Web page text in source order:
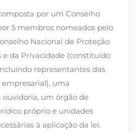
por um Conselho
5 membros nomeados pelo
Nacional de Proteção
e da Privacidade (constituído
representantes das
empresarial), uma
um órgão de
próprio e unidades
à aplicação da lei.